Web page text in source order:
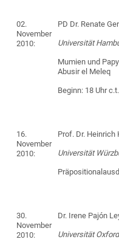
02.
November
2010:
PD Dr. Renate
Universität
Mumien und
Abusir el Meleq
Beginn: 18 Uhr
16.
November
2010:
Prof. Dr. Heinrich
Universität
30.
November
2010:
Dr. Irene Pajón
Universität Oxford